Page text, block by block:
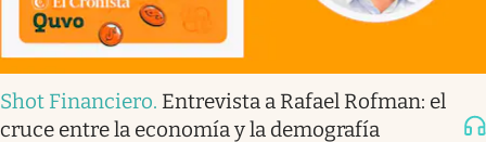
Shot Financiero. Entrevista a Rafael Rofman: el
cruce entre la economía y la demografía